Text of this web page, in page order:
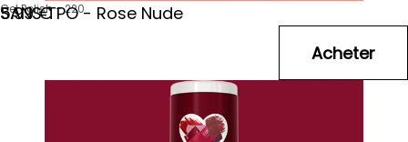
Gel Polish - 220
SANS TPO - Rose Nude
5.99 €